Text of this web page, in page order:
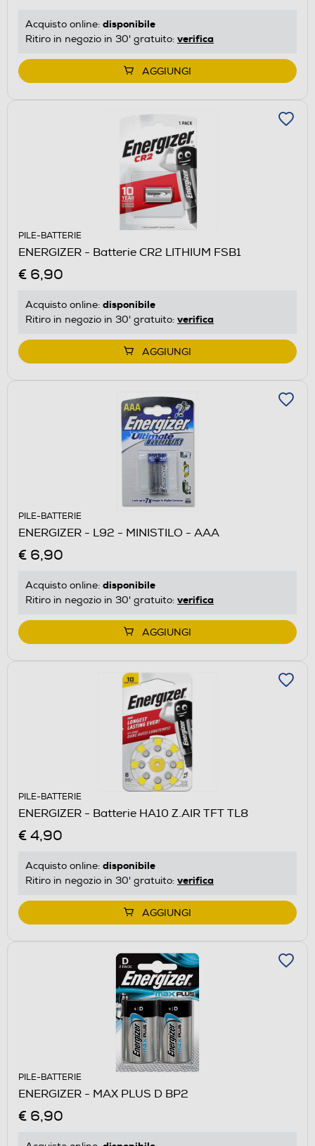
Acquisto online: disponibile
Ritiro in negozio in 30' gratuito: verifica
AGGIUNGI
PILE-BATTERIE
ENERGIZER - Batterie CR2 LITHIUM FSB1
€ 6,90
Acquisto online: disponibile
Ritiro in negozio in 30' gratuito: verifica
AGGIUNGI
PILE-BATTERIE
ENERGIZER - L92 - MINISTILO - AAA
€ 6,90
Acquisto online: disponibile
Ritiro in negozio in 30' gratuito: verifica
AGGIUNGI
PILE-BATTERIE
ENERGIZER - Batterie HA10 Z.AIR TFT TL8
€ 4,90
Acquisto online: disponibile
Ritiro in negozio in 30' gratuito: verifica
AGGIUNGI
PILE-BATTERIE
ENERGIZER - MAX PLUS D BP2
€ 6,90